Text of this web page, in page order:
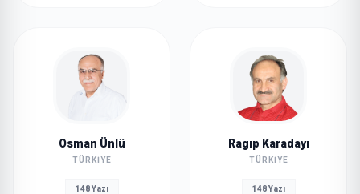
Osman Ünlü
TÜRKIYE
148 Yazı
Ragıp Karadayı
TÜRKIYE
148 Yazı